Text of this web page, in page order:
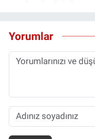
Yorumlar